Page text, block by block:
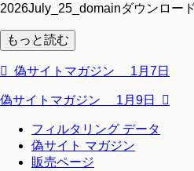
2026July_25_domainダウンロー
もっと読む
偽サイトマガジン 1月7日
偽サイトマガジン 1月9日
フィルタリング データ
偽サイト マガジン
販売ページ